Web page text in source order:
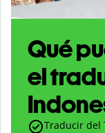
Qué
el
Traducir del